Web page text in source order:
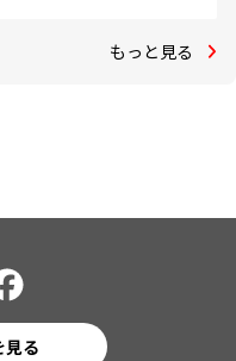
もっと見る
見る